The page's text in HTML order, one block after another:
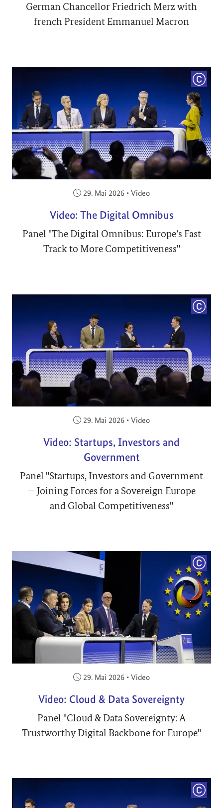
German Chancellor Friedrich Merz with
french President Emmanuel Macron
Veröffentlicht am:
29. Mai 2026 • Video
Video: The Digital Omnibus
Panel "The Digital Omnibus: Europe’s Fast
Track to More Competitiveness"
Veröffentlicht am:
29. Mai 2026 • Video
Video: Startups, Investors and
Government
Panel "Startups, Investors and Government
— Joining Forces for a Sovereign Europe
and Global Competitiveness"
Veröffentlicht am:
29. Mai 2026 • Video
Video: Cloud & Data Sovereignty
Panel "Cloud & Data Sovereignty: A
Trustworthy Digital Backbone for Europe"